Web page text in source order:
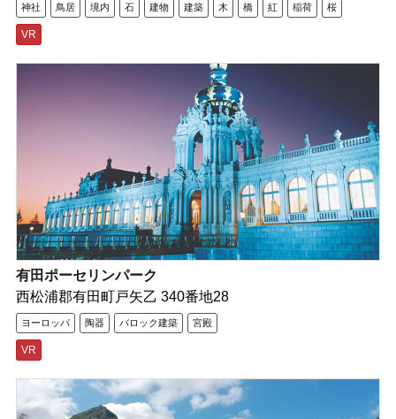
神社 鳥居 境内 石 建物 建築 木 橋 紅 稲荷 桜
VR
有田ポーセリンパーク
西松浦郡有田町戸矢乙 340番地28
ヨーロッパ 陶器 バロック建築 宮殿
VR